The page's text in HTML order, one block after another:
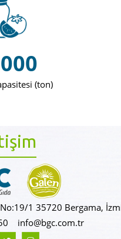
(ton)
1 35720 Bergama,
info@bgc.com.tr